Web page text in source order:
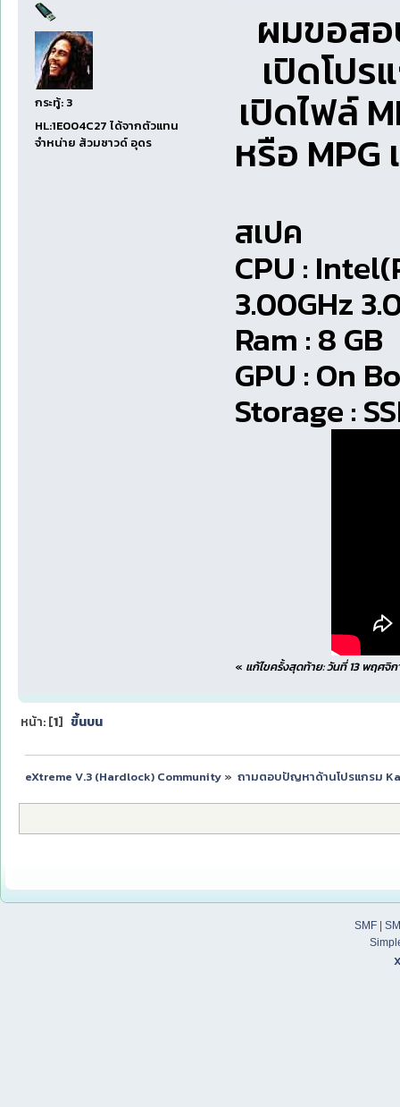
กระทู้: 3
HL:1E004C27 ได้จากตัวแทน
จำหน่าย ส้วมซาวด์ อุดร
ผมขอส
เปิดโป
เปิดไฟล์
หรือ
สเปค
CPU :
3.00GHz
Ram : 8 GB
GPU : On
Storage :
« แก้ไขครั้งสุดท้าย: วันที่ 13 พฤศจิ
หน้า: [1] ขึ้นบน
eXtreme V.3 (Hardlock) Community» ถามตอบปัญหาด้านโปรแกรม
SMF|